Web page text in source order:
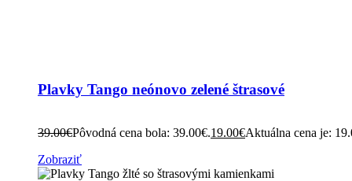
Plavky Tango neónovo zelené štrasové
39.00€Pôvodná cena bola: 39.00€.19.00€Aktuálna cena je:
Zobraziť